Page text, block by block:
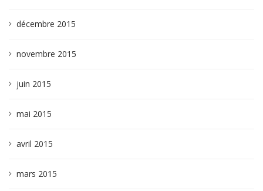
décembre 2015
novembre 2015
juin 2015
mai 2015
avril 2015
mars 2015